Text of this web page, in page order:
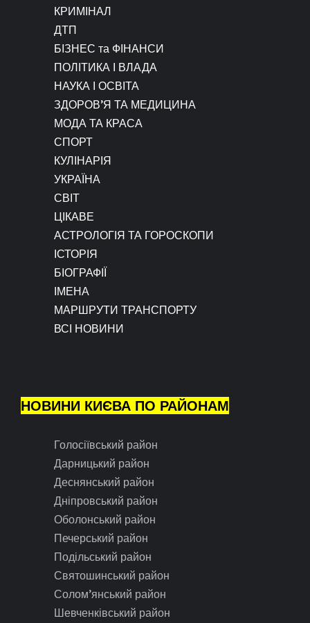
КРИМІНАЛ
ДТП
БІЗНЕС та ФІНАНСИ
ПОЛІТИКА І ВЛАДА
НАУКА І ОСВІТА
ЗДОРОВ’Я ТА МЕДИЦИНА
МОДА ТА КРАСА
СПОРТ
КУЛІНАРІЯ
УКРАЇНА
СВІТ
ЦІКАВЕ
АСТРОЛОГІЯ ТА ГОРОСКОПИ
ІСТОРІЯ
БІОГРАФІЇ
ІМЕНА
МАРШРУТИ ТРАНСПОРТУ
ВСІ НОВИНИ
НОВИНИ КИЄВА ПО РАЙОНАМ
Голосіївський район
Дарницький район
Деснянський район
Дніпровський район
Оболонський район
Печерський район
Подільський район
Святошинський район
Солом’янський район
Шевченківський район